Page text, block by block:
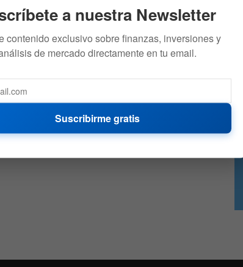
a nuestra Newsletter
contenido exclusivo sobre finanzas, inversiones y
de mercado directamente en tu email.
Suscribirme gratis